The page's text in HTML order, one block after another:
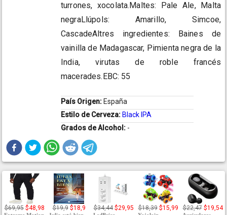
turrones, xocolata.Maltes: Pale Ale, Malta
negraLlúpols: Amarillo, Simcoe,
CascadeAltres ingredientes: Baines de
vainilla de Madagascar, Pimienta negra de la
India, virutas de roble francés
macerades.EBC: 55
País Origen: España
Estilo de Cerveza: Black IPA
Grados de Alcohol: -
$69,95 $48,98 $19,9 $18,9 $34,44 $29,95 $18,39 $15,99 $22,47 $19,54